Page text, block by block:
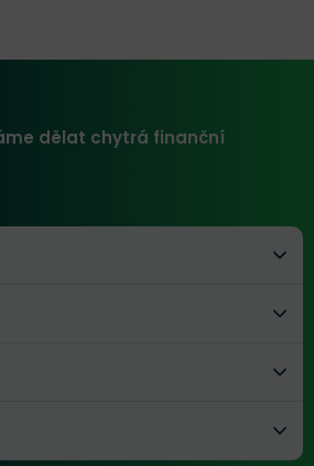
dělat chytrá finanční